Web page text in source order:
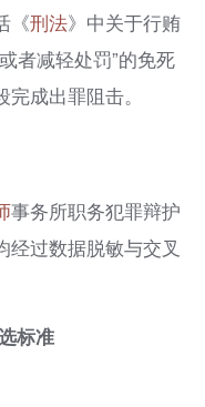
《刑法》中关于行贿
者减轻处罚”的免死
成出罪阻击。
事务所职务犯罪辩护
过数据脱敏与交叉
标准